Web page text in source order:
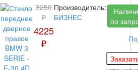
3250
₽
4225
₽
Производитель:
БИЗНЕС
по